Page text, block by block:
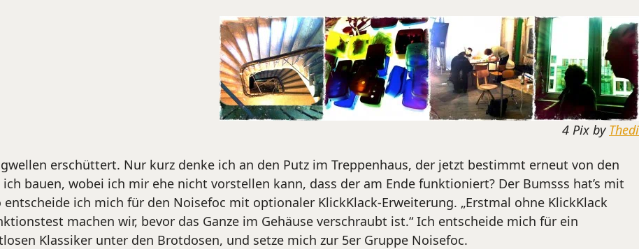
4 Pix by Thedi
erschüttert. Nur kurz denke ich an den Putz im Treppenhaus, der jetzt bestimmt erneut von den
bauen, wobei ich mir ehe nicht vorstellen kann, dass der am Ende funktioniert? Der Bumsss hat’s mit
ich mich für den Noisefoc mit optionaler KlickKlack-Erweiterung. „Erstmal ohne KlickKlack
machen wir, bevor das Ganze im Gehäuse verschraubt ist.“ Ich entscheide mich für ein
Klassiker unter den Brotdosen, und setze mich zur 5er Gruppe Noisefoc.